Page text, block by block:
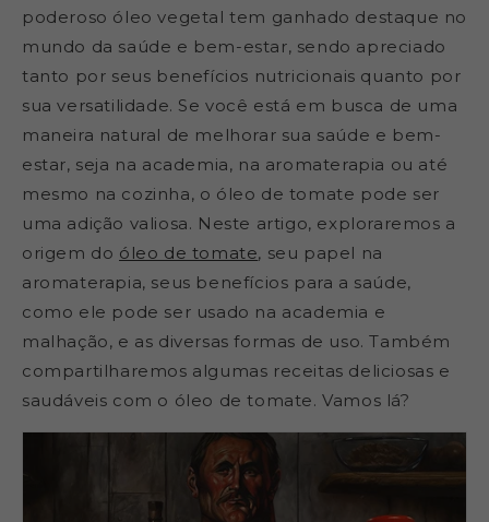
poderoso óleo vegetal tem ganhado destaque no
mundo da saúde e bem-estar, sendo apreciado
tanto por seus benefícios nutricionais quanto por
sua versatilidade. Se você está em busca de uma
maneira natural de melhorar sua saúde e bem-
estar, seja na academia, na aromaterapia ou até
mesmo na cozinha, o óleo de tomate pode ser
uma adição valiosa. Neste artigo, exploraremos a
origem do óleo de tomate, seu papel na
aromaterapia, seus benefícios para a saúde,
como ele pode ser usado na academia e
malhação, e as diversas formas de uso. Também
compartilharemos algumas receitas deliciosas e
saudáveis com o óleo de tomate. Vamos lá?